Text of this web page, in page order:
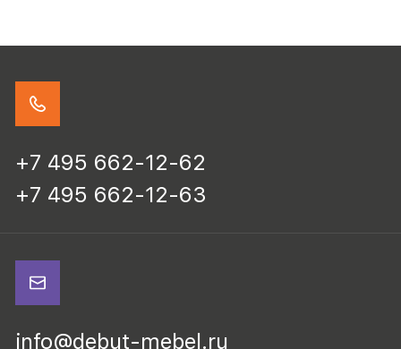
+7 495 662-12-62
+7 495 662-12-63
info@debut-mebel.ru